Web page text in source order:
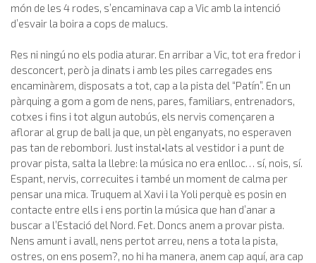
món de les 4 rodes, s’encaminava cap a Vic amb la intenció
d’esvair la boira a cops de malucs.
Res ni ningú no els podia aturar. En arribar a Vic, tot era fredor i
desconcert, però ja dinats i amb les piles carregades ens
encaminàrem, disposats a tot, cap a la pista del “Patín”. En un
pàrquing a gom a gom de nens, pares, familiars, entrenadors,
cotxes i fins i tot algun autobús, els nervis començaren a
aflorar al grup de ball ja que, un pèl enganyats, no esperaven
pas tan de rebombori. Just instal•lats al vestidor i a punt de
provar pista, salta la llebre: la música no era enlloc… sí, nois, sí.
Espant, nervis, correcuites i també un moment de calma per
pensar una mica. Truquem al Xavi i la Yoli perquè es posin en
contacte entre ells i ens portin la música que han d’anar a
buscar a l’Estació del Nord. Fet. Doncs anem a provar pista.
Nens amunt i avall, nens pertot arreu, nens a tota la pista,
ostres, on ens posem?, no hi ha manera, anem cap aquí, ara cap